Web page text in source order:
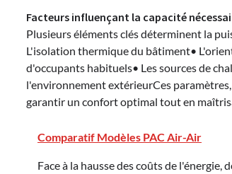
Facteurs influençant la capacité
Plusieurs éléments clés déterminent la
L'isolation thermique du bâtiment•
d'occupants habituels• Les sources de
l'environnement extérieurCes
garantir un confort optimal tout en
Comparatif Modèles PAC Air-Air
Face à la hausse des coûts de